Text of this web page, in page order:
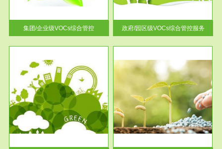
集团/企业级VOCs综合管控
合整治方案》文件要求，到2017
年，全...
政府/园区级VOCs综合管控服务
服务范围
土壤修复